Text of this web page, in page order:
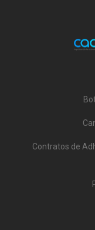
Contratos de